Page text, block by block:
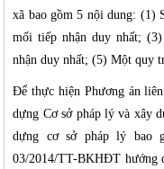
xã bao gồm 5 nội dung: (1)
mối tiếp nhận duy nhất;
nhận duy nhất; (5) Một quy
Để thực hiện Phương án
dựng Cơ sở pháp lý và xây
dựng cơ sở pháp lý bao
03/2014/TT-BKHĐT hướng